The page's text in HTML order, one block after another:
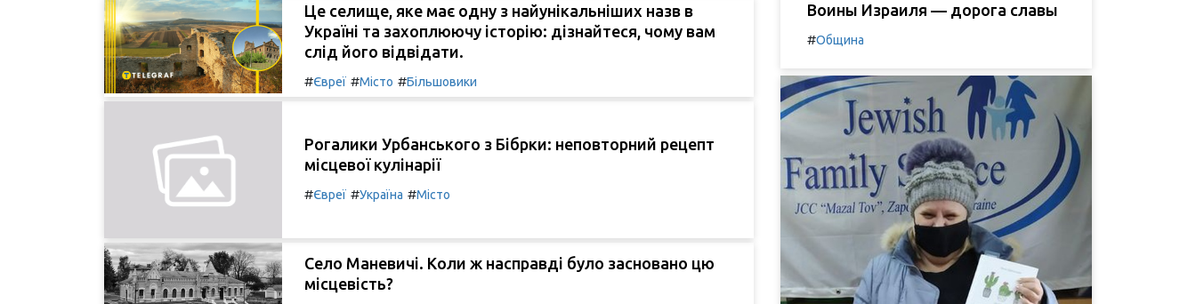
Це селище, яке має одну з найунікальніших назв в
Україні та захоплюючу історію: дізнайтеся, чому вам
слід його відвідати.
#Євреї #Місто #Більшовики
Рогалики Урбанського з Бібрки: неповторний рецепт
місцевої кулінарії
#Євреї #Україна #Місто
Село Маневичі. Коли ж насправді було засновано цю
місцевість?
Воины Израиля — дорога славы
#Община